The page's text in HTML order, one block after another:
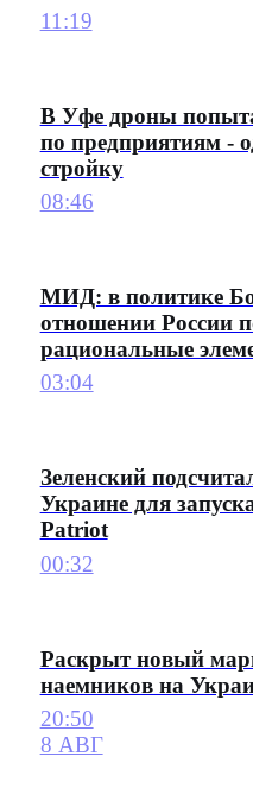
11:19
В Уфе дроны
по предприятиям -
стройку
08:46
МИД: в политике
отношении России
рациональные
03:04
Зеленский
Украине для
Patriot
00:32
Раскрыт новый
наемников на
20:50
8 АВГ